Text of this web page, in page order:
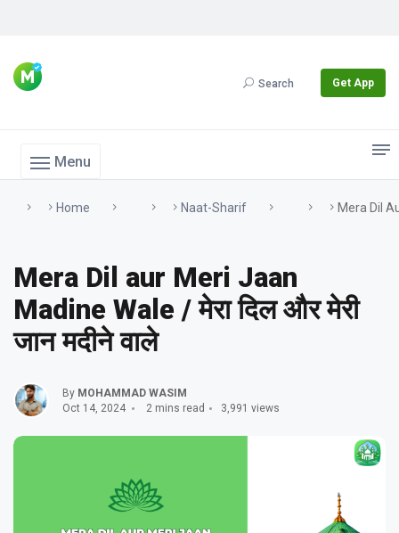
Search Get App
Menu
Home Naat-Sharif Mera Dil
Mera Dil aur Meri Jaan
Madine Wale / मेरा दिल और मेरी
जान मदीने वाले
By MOHAMMAD WASIM
Oct 14, 2024
2 mins read 3,991 views